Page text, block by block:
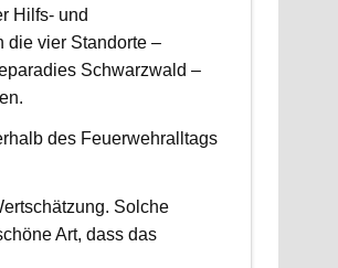
Hilfs- und
die vier Standorte –
Schwarzwald –
des Feuerwehralltags
Solche
Art, dass das